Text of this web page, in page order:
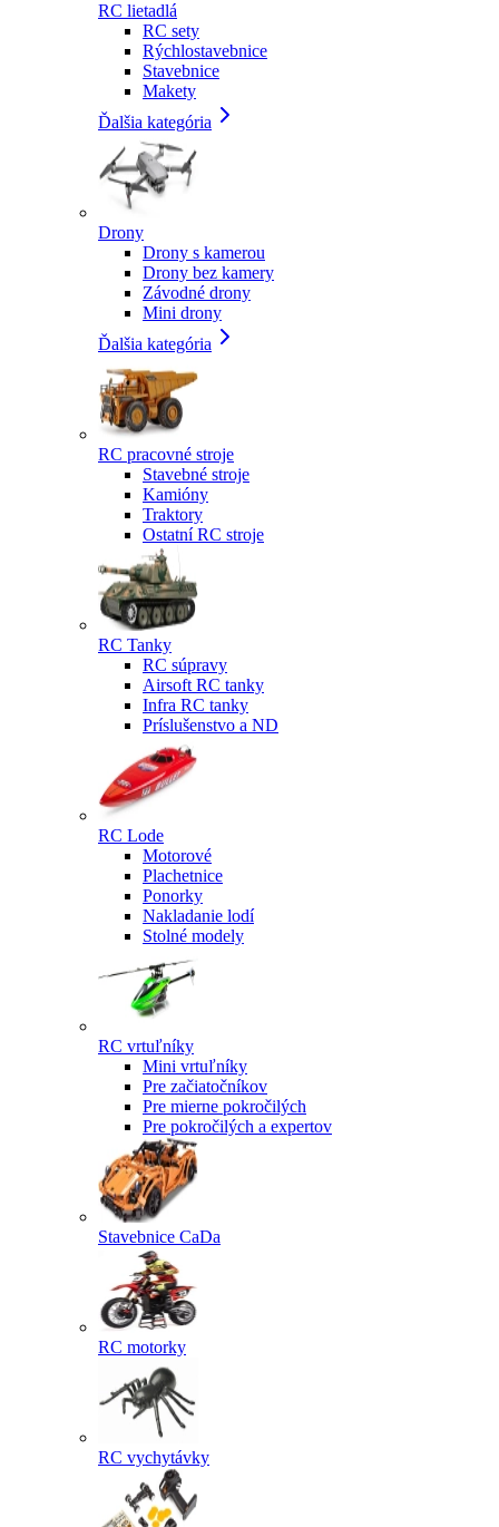
RC lietadlá
RC sety
Rýchlostavebnice
Stavebnice
Makety
Ďalšia kategória
Drony
Drony s kamerou
Drony bez kamery
Závodné drony
Mini drony
Ďalšia kategória
RC pracovné stroje
Stavebné stroje
Kamióny
Traktory
Ostatní RC stroje
RC Tanky
RC súpravy
Airsoft RC tanky
Infra RC tanky
Príslušenstvo a ND
RC Lode
Motorové
Plachetnice
Ponorky
Nakladanie lodí
Stolné modely
RC vrtuľníky
Mini vrtuľníky
Pre začiatočníkov
Pre mierne pokročilých
Pre pokročilých a expertov
Stavebnice CaDa
RC motorky
RC vychytávky